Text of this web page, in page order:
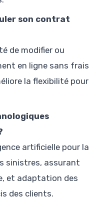
son contrat
de modifier ou
en ligne sans frais
la flexibilité pour
artificielle pour la
sinistres, assurant
et adaptation des
des clients.